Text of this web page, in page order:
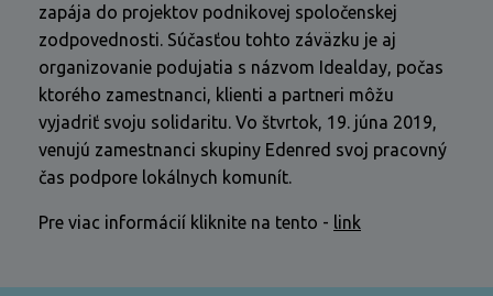
zapája do projektov podnikovej spoločenskej
zodpovednosti. Súčasťou tohto záväzku je aj
organizovanie podujatia s názvom Idealday, počas
ktorého zamestnanci, klienti a partneri môžu
vyjadriť svoju solidaritu. Vo štvrtok, 19. júna 2019,
venujú zamestnanci skupiny Edenred svoj pracovný
čas podpore lokálnych komunít.
Pre viac informácií kliknite na tento - link